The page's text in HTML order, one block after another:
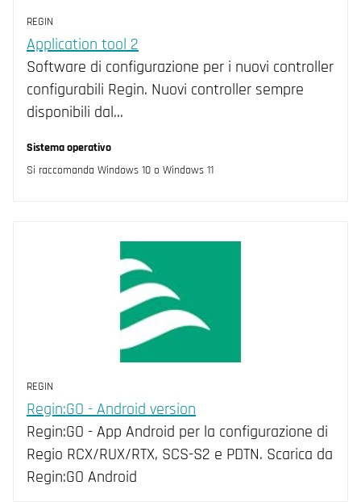
REGIN
Application tool 2
Software di configurazione per i nuovi controller
configurabili Regin. Nuovi controller sempre
disponibili dal…
Sistema operativo
Si raccomanda Windows 10 o Windows 11
REGIN
Regin:GO - Android version
Regin:GO - App Android per la configurazione di
Regio RCX/RUX/RTX, SCS-S2 e PDTN. Scarica da
Regin:GO Android